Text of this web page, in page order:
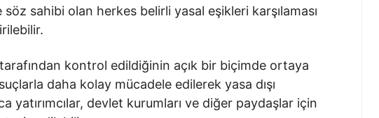
sahibi olan herkes belirli yasal eşikleri karşılaması
kontrol edildiğinin açık bir biçimde ortaya
daha kolay mücadele edilerek yasa dışı
yatırımcılar, devlet kurumları ve diğer paydaşlar için